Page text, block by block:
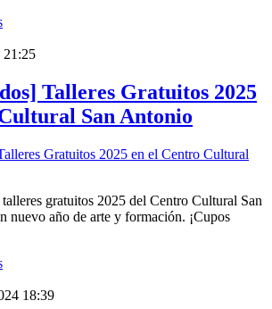
21:25
Talleres Gratuitos 2025
San Antonio
gratuitos 2025 del Centro Cultural San
nuevo año de arte y formación. ¡Cupos
18:39